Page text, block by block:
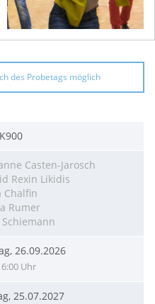
des Probetags möglich
Casten-Jarosch
Rexin Likidis
Chalfin
Rumer
Schiemann
26.09.2026
Uhr
25.07.2027